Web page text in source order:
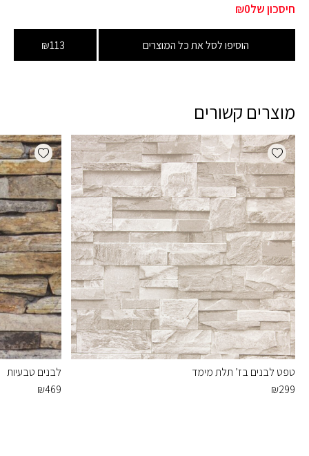
חיסכון של₪0
הוסיפו לסל את כל המוצרים ₪113
מוצרים קשורים
Add wishlist
טפט לבנים בז’ תלת מימד
₪299
wishlist
לבנים טבעיות
₪469